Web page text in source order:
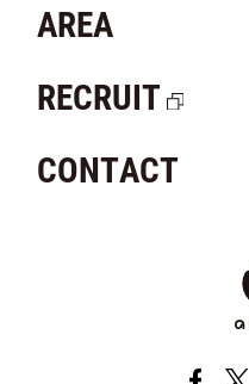
AREA
RECRUIT
CONTACT